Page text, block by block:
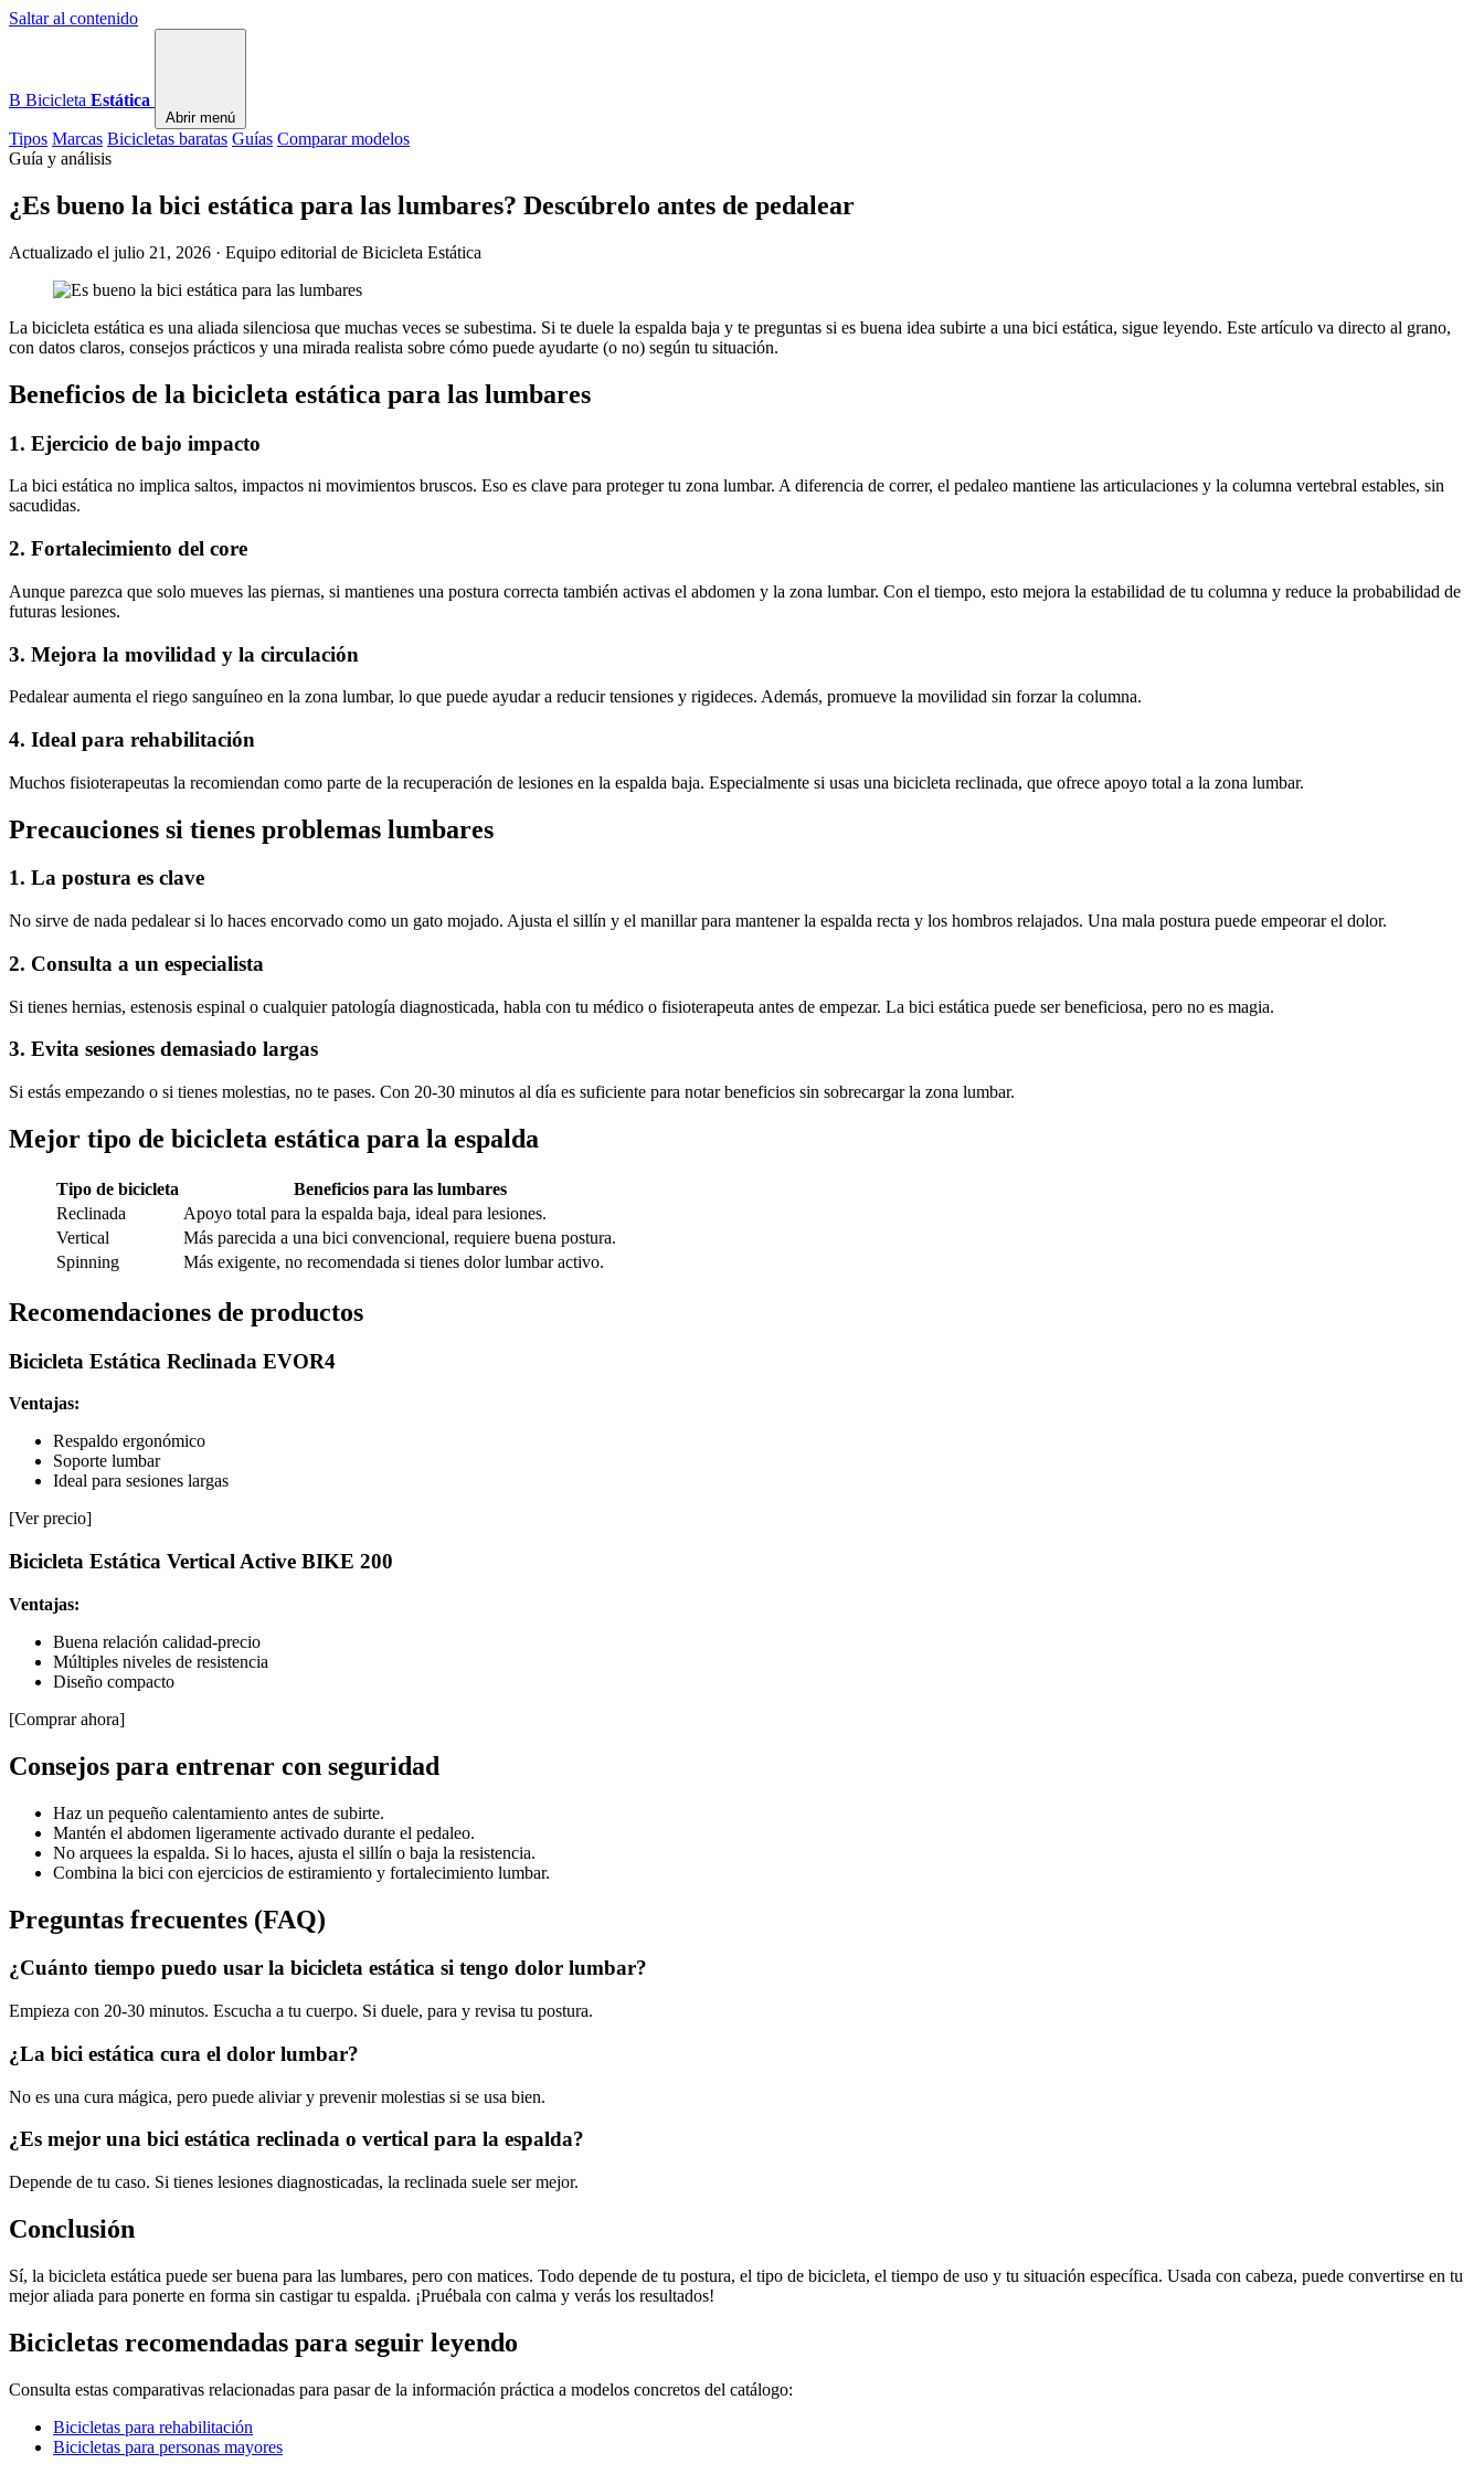
Saltar al contenido
B Bicicleta Estática
Abrir menú
Tipos Marcas Bicicletas baratas Guías Comparar modelos
Guía y análisis
¿Es bueno la bici estática para las lumbares? Descúbrelo antes de pedalear
Actualizado el julio 21, 2026 · Equipo editorial de Bicicleta Estática
La bicicleta estática es una aliada silenciosa que muchas veces se subestima. Si te duele la espalda baja y te preguntas si es buena idea subirte a una bici estática, sigue leyendo. Este artículo va directo al grano,
con datos claros, consejos prácticos y una mirada realista sobre cómo puede ayudarte (o no) según tu situación.
Beneficios de la bicicleta estática para las lumbares
1. Ejercicio de bajo impacto
La bici estática no implica saltos, impactos ni movimientos bruscos. Eso es clave para proteger tu zona lumbar. A diferencia de correr, el pedaleo mantiene las articulaciones y la columna vertebral estables, sin
sacudidas.
2. Fortalecimiento del core
Aunque parezca que solo mueves las piernas, si mantienes una postura correcta también activas el abdomen y la zona lumbar. Con el tiempo, esto mejora la estabilidad de tu columna y reduce la probabilidad de
futuras lesiones.
3. Mejora la movilidad y la circulación
Pedalear aumenta el riego sanguíneo en la zona lumbar, lo que puede ayudar a reducir tensiones y rigideces. Además, promueve la movilidad sin forzar la columna.
4. Ideal para rehabilitación
Muchos fisioterapeutas la recomiendan como parte de la recuperación de lesiones en la espalda baja. Especialmente si usas una bicicleta reclinada, que ofrece apoyo total a la zona lumbar.
Precauciones si tienes problemas lumbares
1. La postura es clave
No sirve de nada pedalear si lo haces encorvado como un gato mojado. Ajusta el sillín y el manillar para mantener la espalda recta y los hombros relajados. Una mala postura puede empeorar el dolor.
2. Consulta a un especialista
Si tienes hernias, estenosis espinal o cualquier patología diagnosticada, habla con tu médico o fisioterapeuta antes de empezar. La bici estática puede ser beneficiosa, pero no es magia.
3. Evita sesiones demasiado largas
Si estás empezando o si tienes molestias, no te pases. Con 20-30 minutos al día es suficiente para notar beneficios sin sobrecargar la zona lumbar.
Mejor tipo de bicicleta estática para la espalda
Tipo de bicicleta
Beneficios para las lumbares
Reclinada
Apoyo total para la espalda baja, ideal para lesiones.
Vertical
Más parecida a una bici convencional, requiere buena postura.
Spinning
Más exigente, no recomendada si tienes dolor lumbar activo.
Recomendaciones de productos
Bicicleta Estática Reclinada EVOR4
Ventajas:
Respaldo ergonómico
Soporte lumbar
Ideal para sesiones largas
[Ver precio]
Bicicleta Estática Vertical Active BIKE 200
Ventajas:
Buena relación calidad-precio
Múltiples niveles de resistencia
Diseño compacto
[Comprar ahora]
Consejos para entrenar con seguridad
Haz un pequeño calentamiento antes de subirte.
Mantén el abdomen ligeramente activado durante el pedaleo.
No arquees la espalda. Si lo haces, ajusta el sillín o baja la resistencia.
Combina la bici con ejercicios de estiramiento y fortalecimiento lumbar.
Preguntas frecuentes (FAQ)
¿Cuánto tiempo puedo usar la bicicleta estática si tengo dolor lumbar?
Empieza con 20-30 minutos. Escucha a tu cuerpo. Si duele, para y revisa tu postura.
¿La bici estática cura el dolor lumbar?
No es una cura mágica, pero puede aliviar y prevenir molestias si se usa bien.
¿Es mejor una bici estática reclinada o vertical para la espalda?
Depende de tu caso. Si tienes lesiones diagnosticadas, la reclinada suele ser mejor.
Conclusión
Sí, la bicicleta estática puede ser buena para las lumbares, pero con matices. Todo depende de tu postura, el tipo de bicicleta, el tiempo de uso y tu situación específica. Usada con cabeza, puede convertirse en tu
mejor aliada para ponerte en forma sin castigar tu espalda. ¡Pruébala con calma y verás los resultados!
Bicicletas recomendadas para seguir leyendo
Consulta estas comparativas relacionadas para pasar de la información práctica a modelos concretos del catálogo:
Bicicletas para rehabilitación
Bicicletas para personas mayores